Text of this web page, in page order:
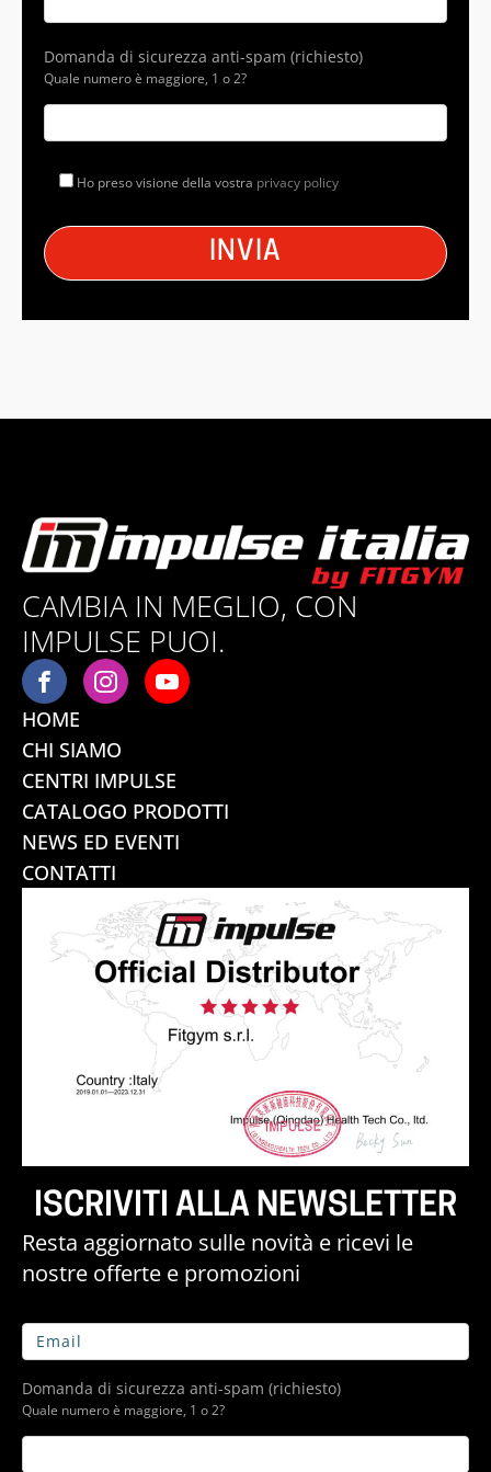
Domanda di sicurezza anti-spam (richiesto)
Quale numero è maggiore, 1 o 2?
Ho preso visione della vostra privacy policy
CAMBIA IN MEGLIO, CON
IMPULSE PUOI.
HOME
CHI SIAMO
CENTRI IMPULSE
CATALOGO PRODOTTI
NEWS ED EVENTI
CONTATTI
ISCRIVITI ALLA NEWSLETTER
Resta aggiornato sulle novità e ricevi le
nostre offerte e promozioni
Domanda di sicurezza anti-spam (richiesto)
Quale numero è maggiore, 1 o 2?